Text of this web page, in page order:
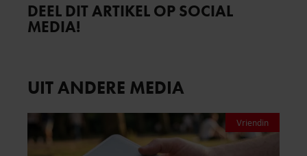
DEEL DIT ARTIKEL OP SOCIAL
MEDIA!
UIT ANDERE MEDIA
Vriendin